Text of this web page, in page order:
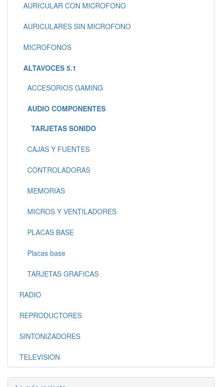
AURICULAR CON MICROFONO
AURICULARES SIN MICROFONO
MICROFONOS
ALTAVOCES 5.1
ACCESORIOS GAMING
AUDIO COMPONENTES
TARJETAS SONIDO
CAJAS Y FUENTES
CONTROLADORAS
MEMORIAS
MICROS Y VENTILADORES
PLACAS BASE
Placas base
TARJETAS GRAFICAS
RADIO
REPRODUCTORES
SINTONIZADORES
TELEVISION